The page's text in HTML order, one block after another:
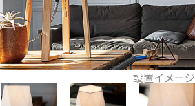
設置イメージ